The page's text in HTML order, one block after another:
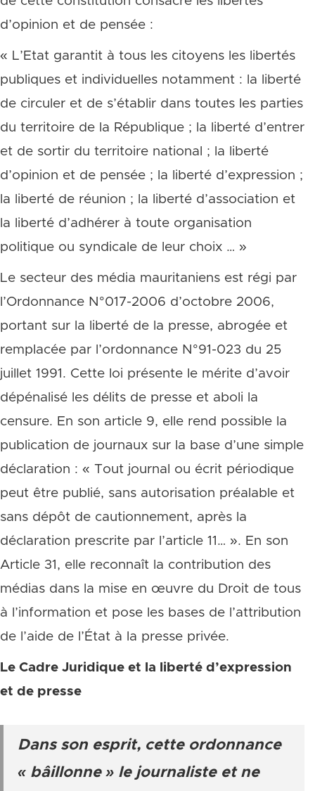
d’opinion et de pensée :
« L’Etat garantit à tous les citoyens les libertés
publiques et individuelles notamment : la liberté
de circuler et de s’établir dans toutes les parties
du territoire de la République ; la liberté d’entrer
et de sortir du territoire national ; la liberté
d’opinion et de pensée ; la liberté d’expression ;
la liberté de réunion ; la liberté d’association et
la liberté d’adhérer à toute organisation
politique ou syndicale de leur choix … »
Le secteur des média mauritaniens est régi par
l’Ordonnance N°017-2006 d’octobre 2006,
portant sur la liberté de la presse, abrogée et
remplacée par l’ordonnance N°91-023 du 25
juillet 1991. Cette loi présente le mérite d’avoir
dépénalisé les délits de presse et aboli la
censure. En son article 9, elle rend possible la
publication de journaux sur la base d’une simple
déclaration : « Tout journal ou écrit périodique
peut être publié, sans autorisation préalable et
sans dépôt de cautionnement, après la
déclaration prescrite par l’article 11… ». En son
Article 31, elle reconnaît la contribution des
médias dans la mise en œuvre du Droit de tous
à l’information et pose les bases de l’attribution
de l’aide de l’État à la presse privée.
Le Cadre Juridique et la liberté d’expression
et de presse
Dans son esprit, cette ordonnance
« bâillonne » le journaliste et ne